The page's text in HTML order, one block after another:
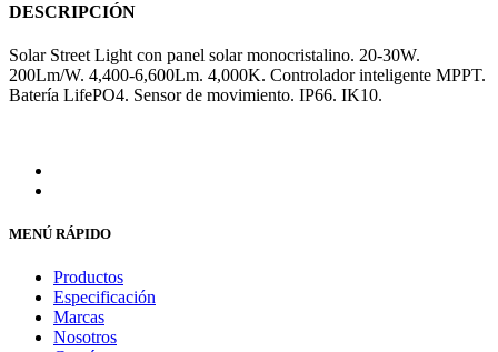
DESCRIPCIÓN
Solar Street Light con panel solar monocristalino. 20-30W.
200Lm/W. 4,400-6,600Lm. 4,000K. Controlador inteligente MPPT.
Batería LifePO4. Sensor de movimiento. IP66. IK10.
MENÚ RÁPIDO
Productos
Especificación
Marcas
Nosotros